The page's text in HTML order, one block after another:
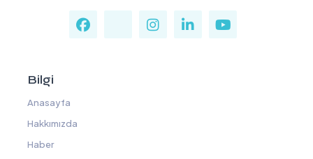
Bilgi
Anasayfa
Hakkımızda
Haber